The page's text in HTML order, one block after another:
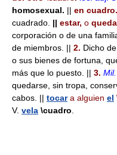
homosexual. || en cuadro.
cuadrado. || estar, o
corporación o de una
de miembros. || 2. Dicho
o sus bienes de fortuna,
más que lo puesto. || 3. Mil.
quedarse, sin tropa,
cabos. || tocar a alguien el
V. vela \cuadro